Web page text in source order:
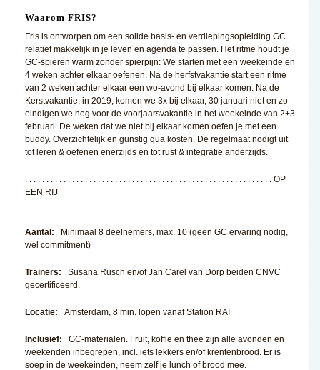
Waarom FRIS?
Fris is ontworpen om een solide basis- en verdiepingsopleiding GC
relatief makkelijk in je leven en agenda te passen. Het ritme houdt je
GC-spieren warm zonder spierpijn: We starten met een weekeinde en
4 weken achter elkaar oefenen. Na de herfstvakantie start een ritme
van 2 weken achter elkaar een wo-avond bij elkaar komen. Na de
Kerstvakantie, in 2019, komen we 3x bij elkaar, 30 januari niet en zo
eindigen we nog voor de voorjaarsvakantie in het weekeinde van 2+3
februari. De weken dat we niet bij elkaar komen oefen je met een
buddy. Overzichtelijk en gunstig qua kosten. De regelmaat nodigt uit
tot leren & oefenen enerzijds en tot rust & integratie anderzijds.
. . . . . . . . . . . . . . . . . . . . . . . . . . . . . . . . . . . . . . . . . . . . . . . . . . . . . . . . . . OP
EEN RIJ
Aantal: Minimaal 8 deelnemers, max. 10 (geen GC ervaring nodig,
wel commitment)
Trainers: Susana Rusch en/of Jan Carel van Dorp beiden CNVC
gecertificeerd.
Locatie: Amsterdam, 8 min. lopen vanaf Station RAI
Inclusief:
GC-materialen. Fruit, koffie en thee zijn alle avonden en
weekenden inbegrepen, incl. iets lekkers en/of krentenbrood. Er is
soep in de weekeinden, neem zelf je lunch of brood mee.